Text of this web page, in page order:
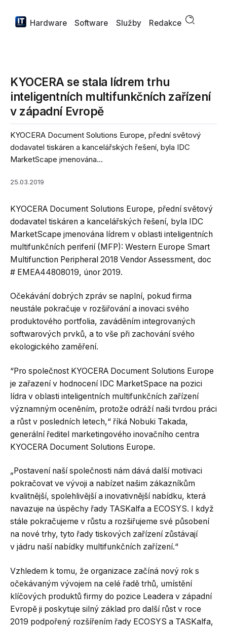
Hardware Software Služby Redakce
KYOCERA se stala lídrem trhu
inteligentních multifunkčních zařízení
v západní Evropě
KYOCERA Document Solutions Europe, přední světový
dodavatel tiskáren a kancelářských řešení, byla IDC
MarketScape jmenována...
25.03.2019
KYOCERA Document Solutions Europe, přední světový
dodavatel tiskáren a kancelářských řešení, byla IDC
MarketScape jmenována lídrem v oblasti inteligentních
multifunkčních periferií (MFP): Western Europe Smart
Multifunction Peripheral 2018 Vendor Assessment, doc
# EMEA44808019, únor 2019.
Očekávání dobrých zpráv se naplní, pokud firma
neustále pokračuje v rozšiřování a inovaci svého
produktového portfolia, zaváděním integrovaných
softwarových prvků, a to vše při zachování svého
ekologického zaměření.
“Pro společnost KYOCERA Document Solutions Europe
je zařazení v hodnocení IDC MarketSpace na pozici
lídra v oblasti inteligentních multifunkčních zařízení
významným oceněním, protože odráží naši tvrdou práci
a růst v posledních letech,“ říká Nobuki Takada,
generální ředitel marketingového inovačního centra
KYOCERA Document Solutions Europe.
„Postavení naší společnosti nám dává další motivaci
pokračovat ve vývoji a nabízet našim zákazníkům
kvalitnější, spolehlivější a inovativnější nabídku, která
navazuje na úspěchy řady TASKalfa a ECOSYS. I když
stále pokračujeme v růstu a rozšiřujeme své působení
na nové trhy, tyto řady tiskových zařízení zůstávají
v jádru naší nabídky multifunkčních zařízení.“
Vzhledem k tomu, že organizace začíná nový rok s
očekávaným vývojem na celé řadě trhů, umístění
klíčových produktů firmy do pozice Leadera v západní
Evropě ji poskytuje silný základ pro další růst v roce
2019 podpořený rozšířením řady ECOSYS a TASKalfa,